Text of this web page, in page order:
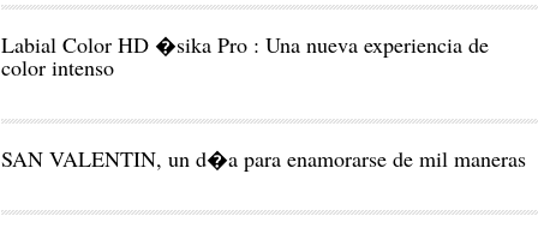
Labial Color HD �sika Pro : Una nueva experiencia de
color intenso
SAN VALENTIN, un d�a para enamorarse de mil maneras